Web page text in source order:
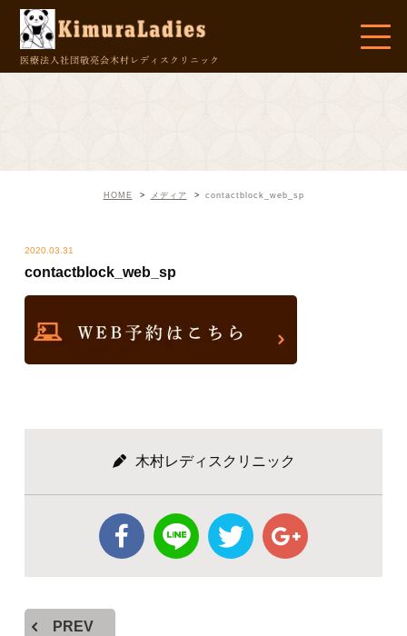
医療法人社団敬亮会 木村レディスクリニック
HOME メディア contactblock_web_sp
2020.03.31
contactblock_web_sp
木村レディスクリニック
PREV